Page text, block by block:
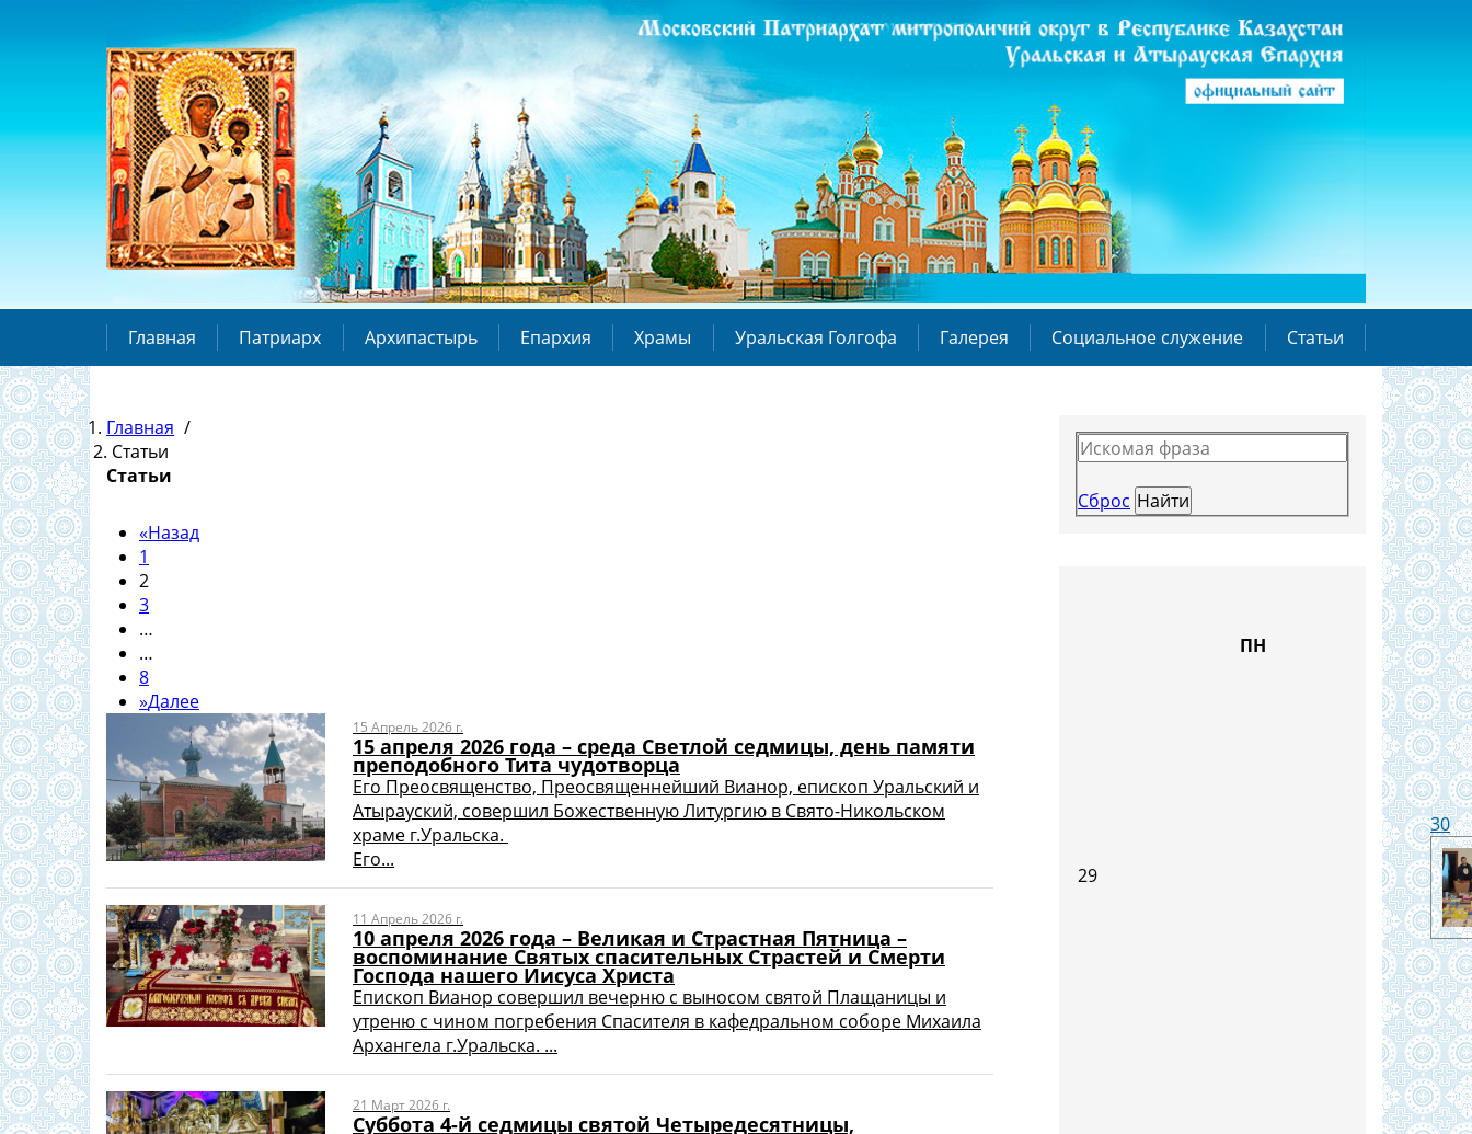
Главная Патриарх Архипастырь Епархия Храмы Уральская Голгофа Галерея Социальное служение Статьи
Главная /
Статьи
Статьи
«Назад
1
2
3
…
…
8
»Далее
15 Апрель 2026 г.
15 апреля 2026 года – среда Светлой седмицы, день памяти
преподобного Тита чудотворца
Его Преосвященство, Преосвященнейший Вианор, епископ Уральский и
Атырауский, совершил Божественную Литургию в Свято-Никольском
храме г.Уральска.
Его...
11 Апрель 2026 г.
10 апреля 2026 года – Великая и Страстная Пятница –
воспоминание Святых спасительных Страстей и Смерти
Господа нашего Иисуса Христа
Епископ Вианор совершил вечерню с выносом святой Плащаницы и
утреню с чином погребения Спасителя в кафедральном соборе Михаила
Архангела г.Уральска. ...
21 Март 2026 г.
Суббота 4-й седмицы святой Четыредесятницы,
Сброс
ПН
29
30